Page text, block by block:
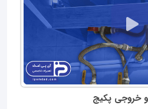
خروجی پکیج